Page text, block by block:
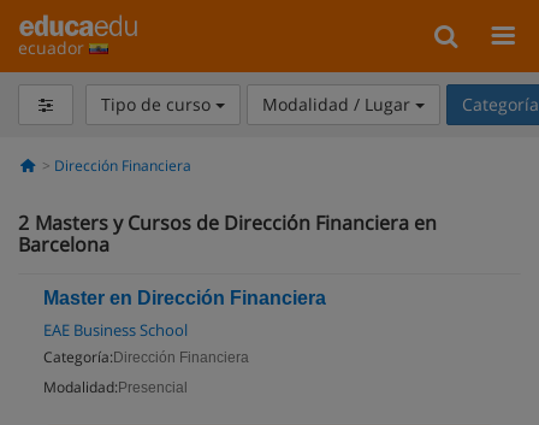
ecuador
Tipo de curso Modalidad / Lugar
Dirección Financiera
2 Masters y Cursos de Dirección Financiera en
Barcelona
Master en Dirección Financiera
EAE Business School
Categoría: Dirección Financiera
Modalidad: Presencial